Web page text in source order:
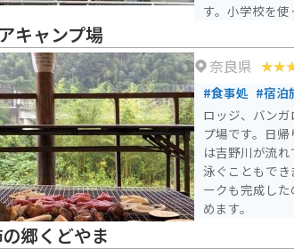
す。小学校を使
キャンプ場
奈良県
#食事処 #宿泊
ロッジ、バン
プ場です。日
は吉野川が流
泳ぐこともで
ークも完成し
めます。
郷くどやま